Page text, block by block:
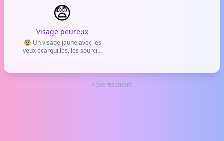
confusion ou d'ivresse.
😨
Visage peureux
😨 Un visage jaune avec les
yeux écarquillés, les sourcils
ou l'appréhension face à
Advertisement